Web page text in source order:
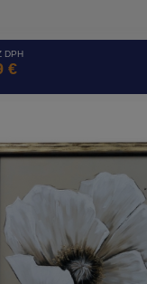
DPH
€